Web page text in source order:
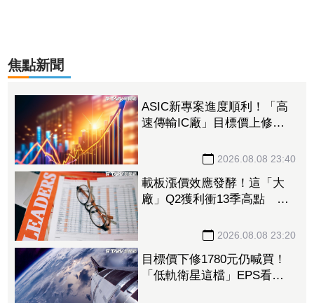
焦點新聞
ASIC新專案進度順利！「高
速傳輸IC廠」目標價上修至
2026.08.08 23:40
載板漲價效應發酵！這「大
廠」Q2獲利衝13季高點 再
2026.08.08 23:20
目標價下修1780元仍喊買！
「低軌衛星這檔」EPS看至